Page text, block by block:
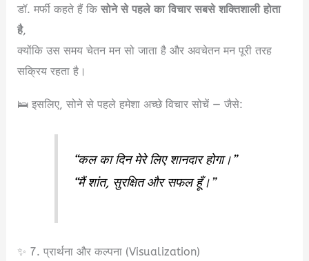
डॉ. मर्फी कहते हैं किसोने से पहले का विचार सबसे शक्तिशाली होता
है,
क्योंकि उस समय चेतन मन सो जाता है और अवचेतन मन पूरी तरह
सक्रिय रहता है।
🛌 इसलिए, सोने से पहले हमेशा अच्छे विचार सोचें — जैसे:
“कल का दिन मेरे लिए शानदार होगा।”
“मैं शांत, सुरक्षित और सफल हूँ।”
✨ 7. प्रार्थना और कल्पना (Visualization)